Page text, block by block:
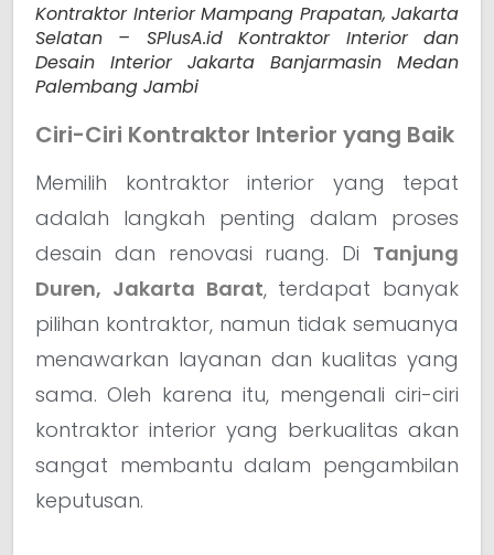
Kontraktor Interior Mampang Prapatan, Jakarta
Selatan – SPlusA.id Kontraktor Interior dan
Desain Interior Jakarta Banjarmasin Medan
Palembang Jambi
Ciri-Ciri Kontraktor Interior yang Baik
Memilih kontraktor interior yang tepat
adalah langkah penting dalam proses
desain dan renovasi ruang. Di Tanjung
Duren, Jakarta Barat, terdapat banyak
pilihan kontraktor, namun tidak semuanya
menawarkan layanan dan kualitas yang
sama. Oleh karena itu, mengenali ciri-ciri
kontraktor interior yang berkualitas akan
sangat membantu dalam pengambilan
keputusan.